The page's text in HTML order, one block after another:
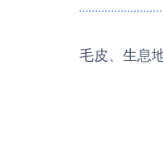
毛皮、生息